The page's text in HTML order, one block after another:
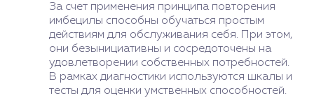
За счет применения принципа повторения
имбецилы способны обучаться простым
действиям для обслуживания себя. При этом,
они безынициативны и сосредоточены на
удовлетворении собственных потребностей.
В рамках диагностики используются шкалы и
тесты для оценки умственных способностей.